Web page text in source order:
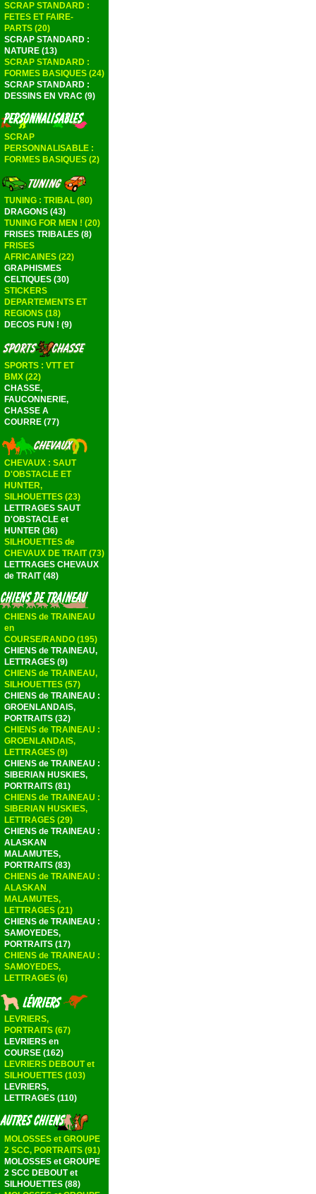
SCRAP STANDARD :
FETES ET FAIRE-
PARTS (20)
SCRAP STANDARD :
NATURE (13)
SCRAP STANDARD :
FORMES BASIQUES (24)
SCRAP STANDARD :
DESSINS EN VRAC (9)
SCRAP
PERSONNALISABLE :
FORMES BASIQUES (2)
TUNING : TRIBAL (80)
DRAGONS (43)
TUNING FOR MEN ! (20)
FRISES TRIBALES (8)
FRISES
AFRICAINES (22)
GRAPHISMES
CELTIQUES (30)
STICKERS
DEPARTEMENTS ET
REGIONS (18)
DECOS FUN ! (9)
SPORTS : VTT ET
BMX (22)
CHASSE,
FAUCONNERIE,
CHASSE A
COURRE (77)
CHEVAUX : SAUT
D'OBSTACLE ET
HUNTER,
SILHOUETTES (23)
LETTRAGES SAUT
D'OBSTACLE et
HUNTER (36)
SILHOUETTES de
CHEVAUX DE TRAIT (73)
LETTRAGES CHEVAUX
de TRAIT (48)
CHIENS de TRAINEAU
en
COURSE/RANDO (195)
CHIENS de TRAINEAU,
LETTRAGES (9)
CHIENS de TRAINEAU,
SILHOUETTES (57)
CHIENS de TRAINEAU :
GROENLANDAIS,
PORTRAITS (32)
CHIENS de TRAINEAU :
GROENLANDAIS,
LETTRAGES (9)
CHIENS de TRAINEAU :
SIBERIAN HUSKIES,
PORTRAITS (81)
CHIENS de TRAINEAU :
SIBERIAN HUSKIES,
LETTRAGES (29)
CHIENS de TRAINEAU :
ALASKAN
MALAMUTES,
PORTRAITS (83)
CHIENS de TRAINEAU :
ALASKAN
MALAMUTES,
LETTRAGES (21)
CHIENS de TRAINEAU :
SAMOYEDES,
PORTRAITS (17)
CHIENS de TRAINEAU :
SAMOYEDES,
LETTRAGES (6)
LEVRIERS,
PORTRAITS (67)
LEVRIERS en
COURSE (162)
LEVRIERS DEBOUT et
SILHOUETTES (103)
LEVRIERS,
LETTRAGES (110)
MOLOSSES et GROUPE
2 SCC, PORTRAITS (91)
MOLOSSES et GROUPE
2 SCC DEBOUT et
SILHOUETTES (88)